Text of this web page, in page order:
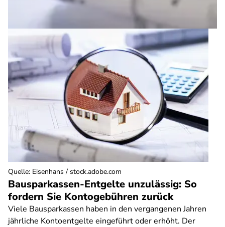
Bausparkassen-Entgelte unzulässig: So
fordern Sie Kontogebühren zurück
Viele Bausparkassen haben in den vergangenen Jahren
jährliche Kontoentgelte eingeführt oder erhöht. Der
Quelle: Eisenhans / stock.adobe.com